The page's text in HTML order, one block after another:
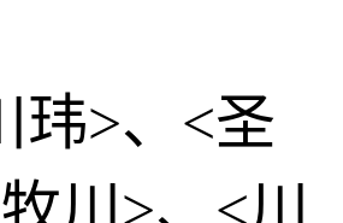
玮>、<圣
川>、<川